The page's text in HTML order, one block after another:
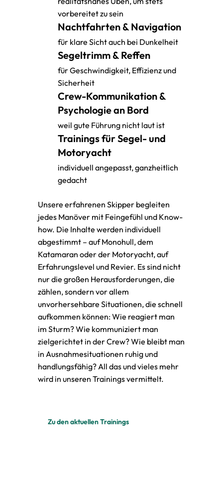
vorbereitet zu sein
Nachtfahrten & Navigation
für klare Sicht auch bei Dunkelheit
Segeltrimm & Reffen
für Geschwindigkeit, Effizienz und
Sicherheit
Crew-Kommunikation &
Psychologie an Bord
weil gute Führung nicht laut ist
Trainings für Segel- und
Motoryacht
individuell angepasst, ganzheitlich
gedacht
Unsere erfahrenen Skipper begleiten
jedes Manöver mit Feingefühl und Know-
how. Die Inhalte werden individuell
abgestimmt – auf Monohull, dem
Katamaran oder der Motoryacht, auf
Erfahrungslevel und Revier. Es sind nicht
nur die großen Herausforderungen, die
zählen, sondern vor allem
unvorhersehbare Situationen, die schnell
aufkommen können: Wie reagiert man
im Sturm? Wie kommuniziert man
zielgerichtet in der Crew? Wie bleibt man
in Ausnahmesituationen ruhig und
handlungsfähig? All das und vieles mehr
wird in unseren Trainings vermittelt.
Zu den aktuellen Trainings